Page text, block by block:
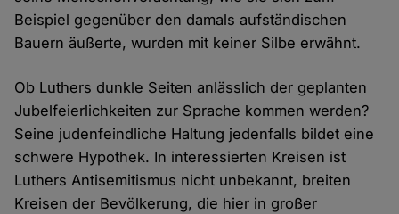
Beispiel gegenüber den damals aufständischen
Bauern äußerte, wurden mit keiner Silbe erwähnt.
Ob Luthers dunkle Seiten anlässlich der geplanten
Jubelfeierlichkeiten zur Sprache kommen werden?
Seine judenfeindliche Haltung jedenfalls bildet eine
schwere Hypothek. In interessierten Kreisen ist
Luthers Antisemitismus nicht unbekannt, breiten
Kreisen der Bevölkerung, die hier in großer